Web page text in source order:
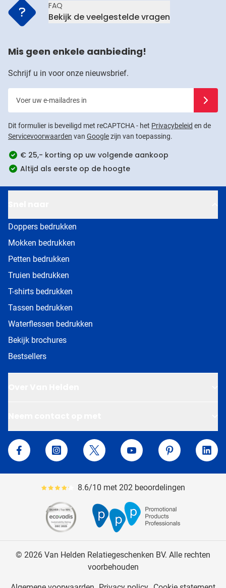
FAQ
Bekijk de veelgestelde vragen
Mis geen enkele aanbieding!
Schrijf u in voor onze nieuwsbrief.
Dit formulier is beveiligd met reCAPTCHA - het Privacybeleid en de
Servicevoorwaarden van Googlezijn van toepassing.
€ 25,- korting op uw volgende aankoop
Altijd als eerste op de hoogte
Doppers bedrukken
Mokken bedrukken
Petten bedrukken
Truien bedrukken
T-shirts bedrukken
Tassen bedrukken
Waterflessen bedrukken
Bekijk brochures
Bestsellers
Van Helden Relatiegeschenken
Facebook InstagramTwitter YouTube Pinterest
Gemiddeld reviewpercentage is 86
8.6/10 met 202 beoordelingen
© 2026 Van Helden Relatiegeschenken BV. Alle rechten
voorbehouden